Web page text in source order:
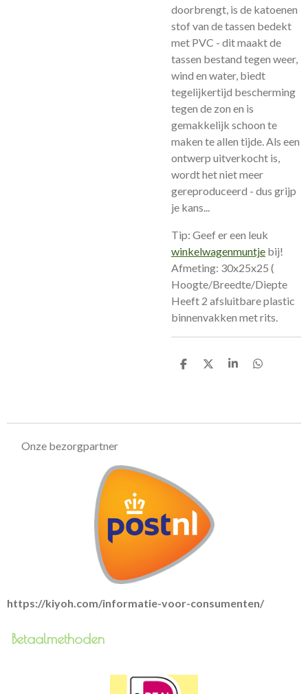
doorbrengt, is de katoenen
stof van de tassen bedekt
met PVC - dit maakt de
tassen bestand tegen weer,
wind en water, biedt
tegelijkertijd bescherming
tegen de zon en is
gemakkelijk schoon te
maken te allen tijde. Als een
ontwerp uitverkocht is,
wordt het niet meer
gereproduceerd - dus grijp
je kans...
Tip: Geef er een leuk
winkelwagenmuntje bij!
Afmeting: 30x25x25 (
Hoogte/Breedte/Diepte
Heeft 2 afsluitbare plastic
binnenvakken met rits.
D
D
S
D
Onze bezorgpartner
https://kiyoh.com/informatie-voor-consumenten/
Betaalmethoden